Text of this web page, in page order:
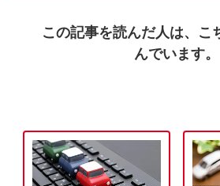
今
料
お
気
この記事を読んだ人は、こ
んでいます。